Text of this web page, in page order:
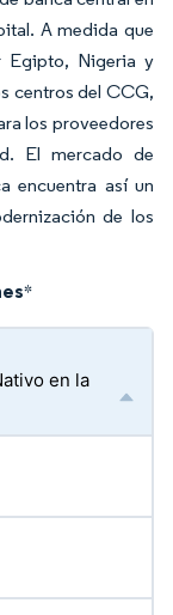
A medida que
Egipto, Nigeria y
centros del CCG,
los proveedores
El mercado de
encuentra así un
de los
*
en la